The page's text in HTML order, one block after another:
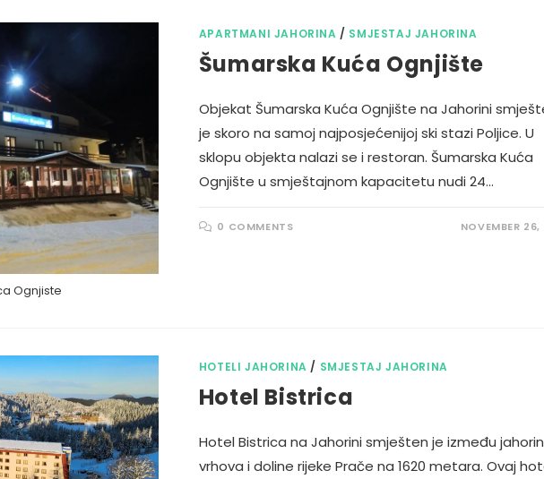
Ognjiste
APARTMANI JAHORINA / SMJESTAJ JAHORINA
Šumarska Kuća Ognjište
Objekat Šumarska Kuća Ognjište na Jahorini
je skoro na samoj najposjećenijoj ski stazi Poljice. U
sklopu objekta nalazi se i restoran. Šumarska Kuća
Ognjište u smještajnom kapacitetu nudi 24…
0 COMMENTS NOVEMBER 26,
HOTELI JAHORINA / SMJESTAJ JAHORINA
Hotel Bistrica
Hotel Bistrica na Jahorini smješten je između
vrhova i doline rijeke Prače na 1620 metara. Ovaj